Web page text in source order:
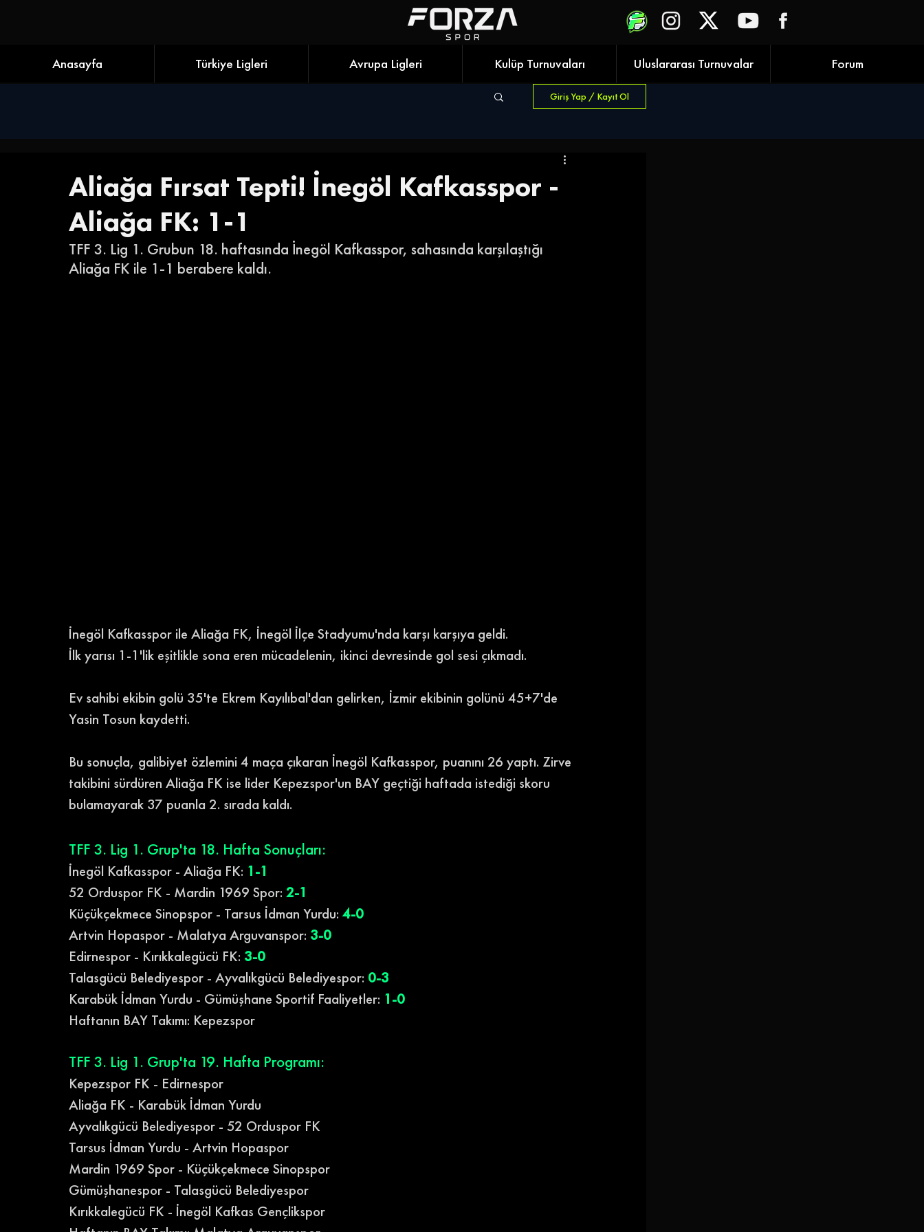
Anasayfa Türkiye Ligleri Avrupa Ligleri Kulüp Turnuvaları Uluslararası Turnuvalar Forum
Giriş Yap / Kayıt Ol
Aliağa Fırsat Tepti! İnegöl Kafkasspor -
Aliağa FK: 1-1
TFF 3. Lig 1. Grubun 18. haftasında İnegöl Kafkasspor, sahasında karşılaştığı
Aliağa FK ile 1-1 berabere kaldı.
İnegöl Kafkasspor ile Aliağa FK, İnegöl İlçe Stadyumu'nda karşı karşıya geldi.
İlk yarısı 1-1'lik eşitlikle sona eren mücadelenin, ikinci devresinde gol sesi çıkmadı.
Ev sahibi ekibin golü 35'te Ekrem Kayılıbal'dan gelirken, İzmir ekibinin golünü 45+7'de
Yasin Tosun kaydetti.
Bu sonuçla, galibiyet özlemini 4 maça çıkaran İnegöl Kafkasspor, puanını 26 yaptı. Zirve
takibini sürdüren Aliağa FK ise lider Kepezspor'un BAY geçtiği haftada istediği skoru
bulamayarak 37 puanla 2. sırada kaldı.
TFF 3. Lig 1. Grup'ta 18. Hafta Sonuçları:
İnegöl Kafkasspor - Aliağa FK: 1-1
52 Orduspor FK - Mardin 1969 Spor: 2-1
Küçükçekmece Sinopspor - Tarsus İdman Yurdu: 4-0
Artvin Hopaspor - Malatya Arguvanspor: 3-0
Edirnespor - Kırıkkalegücü FK: 3-0
Talasgücü Belediyespor - Ayvalıkgücü Belediyespor: 0-3
Karabük İdman Yurdu - Gümüşhane Sportif Faaliyetler: 1-0
Haftanın BAY Takımı: Kepezspor
TFF 3. Lig 1. Grup'ta 19. Hafta Programı:
Kepezspor FK - Edirnespor
Aliağa FK - Karabük İdman Yurdu
Ayvalıkgücü Belediyespor - 52 Orduspor FK
Tarsus İdman Yurdu - Artvin Hopaspor
Mardin 1969 Spor - Küçükçekmece Sinopspor
Gümüşhanespor - Talasgücü Belediyespor
Kırıkkalegücü FK - İnegöl Kafkas Gençlikspor